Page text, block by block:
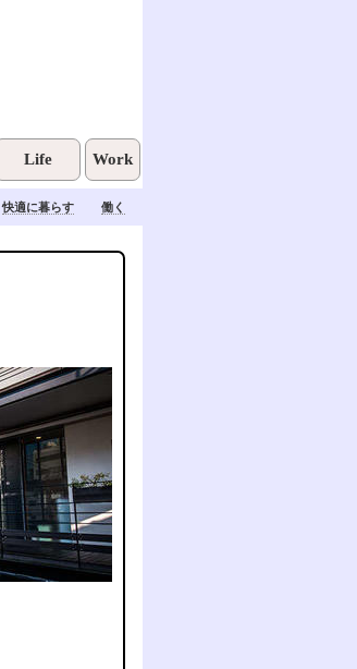
Life Work
快適に暮らす 働く